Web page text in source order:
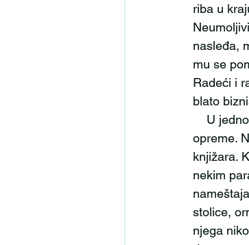
riba u
nasleđa,
mu se
Radeći i
blato
opreme.
knjižara.
nekim
stolice,
njega